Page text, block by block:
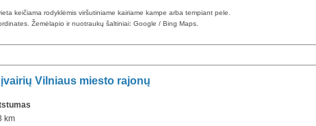
keičiama rodyklėmis viršutiniame kairiame kampe arba tempiant pele.
Žemėlapio ir nuotraukų šaltiniai: Google / Bing Maps.
Vilniaus miesto rajonų
km